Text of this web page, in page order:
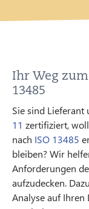
Ihr Weg
13485
Sie sind Lieferant
11 zertifiziert,
nach ISO 13485
bleiben? Wir
Anforderungen
aufzudecken.
Analyse auf